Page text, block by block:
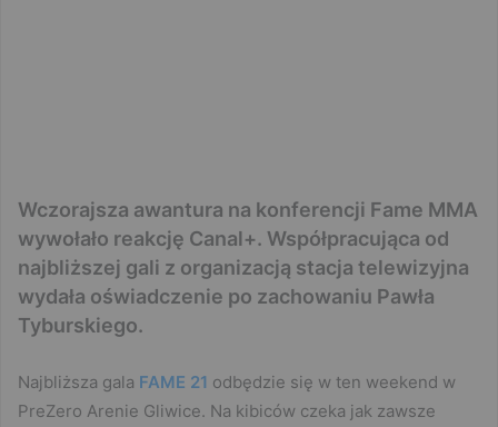
Wczorajsza awantura na konferencji Fame MMA
wywołało reakcję Canal+. Współpracująca od
najbliższej gali z organizacją stacja telewizyjna
wydała oświadczenie po zachowaniu Pawła
Tyburskiego.
Najbliższa gala FAME 21 odbędzie się w ten weekend w
PreZero Arenie Gliwice. Na kibiców czeka jak zawsze